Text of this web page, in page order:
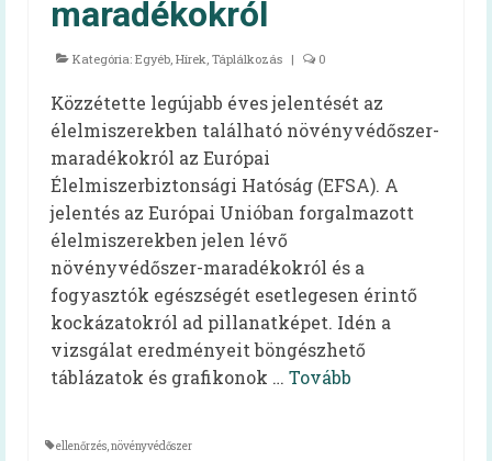
Oktatóvideó, általános iskolásoknak
Iskolabüfé
Cikkek
Tankonyha
Rólunk
Munkatársak
Galéria
Hírek
maradékokról
Kategória: Egyéb, Hírek, Táplálkozás | 0
Közzétette legújabb éves jelentését az
élelmiszerekben található növényvédőszer-
maradékokról az Európai
Élelmiszerbiztonsági Hatóság (EFSA). A
jelentés az Európai Unióban forgalmazott
élelmiszerekben jelen lévő
növényvédőszer-maradékokról és a
fogyasztók egészségét esetlegesen érintő
kockázatokról ad pillanatképet. Idén a
vizsgálat eredményeit böngészhető
táblázatok és grafikonok … Tovább
ellenőrzés,növényvédőszer